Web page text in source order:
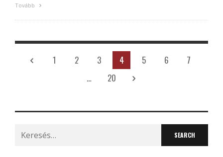
Tovább
1 2 3 4 5 6
7
…
20
Search
for: